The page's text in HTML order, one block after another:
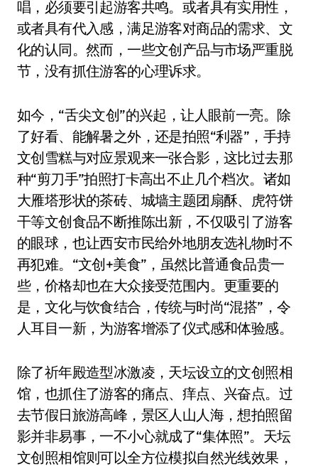
唱，必须要引起游客共鸣。或者具有实用性，
或者具有代入感，满足游客对商品的需求、文
化的认同。然而，一些文创产品与市场严重脱
节，没有抓住游客的心理诉求。
如今，“舌尖文创”的兴起，让人眼前一亮。除
了好看、能解暑之外，还是拍照“利器”，手持
文创雪糕与对应景观来一张合影，这比过去那
种“剪刀手”拍照打卡高出不止几个档次。诸如
大雁塔形状的茶砖、城墙主题团扇酥、虎符饼
干等文创食品不断推陈出新，不仅吸引了游客
的眼球，也让西安市民给外地朋友选礼物时不
再犯难。“文创+美食”，虽然比普通食品贵一
些，价格却也在大众接受范围内。更重要的
是，文化与饮食结合，传统与时尚“混搭”，令
人耳目一新，为游客增添了仪式感和体验感。
除了祈年殿造型冰激凌，天坛设立的文创照相
馆，也抓住了游客的痛点、痒点、兴奋点。过
去节假日旅游高峰，景区人山人海，想拍照留
影并非易事，一不小心就成了“集体照”。天坛
文创照相馆则可以全方位模拟自然光线效果，